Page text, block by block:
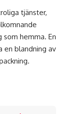
tjänster,
hemma. En
en blandning av